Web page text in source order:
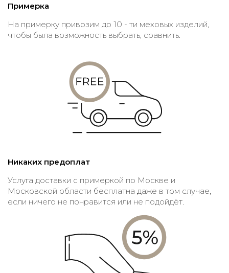
Примерка
На примерку привозим до 10 - ти меховых изделий,
чтобы была возможность выбрать, сравнить.
Никаких предоплат
Услуга доставки с примеркой по Москве и
Московской области бесплатна даже в том случае,
если ничего не понравится или не подойдёт.